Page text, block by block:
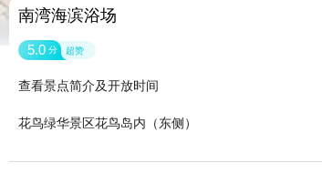
南湾海滨浴场
5.0 分 超赞
查看景点简介及开放时间
花鸟绿华景区花鸟岛内（东侧）